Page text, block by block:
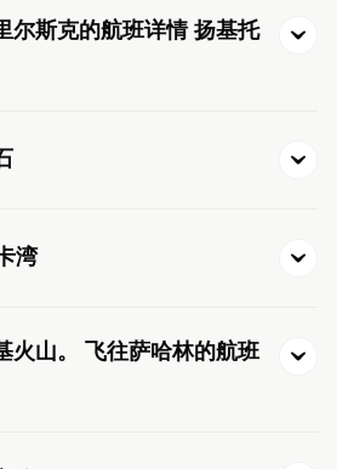
尔斯克的航班详情 扬基托
湾
火山。 飞往萨哈林的航班